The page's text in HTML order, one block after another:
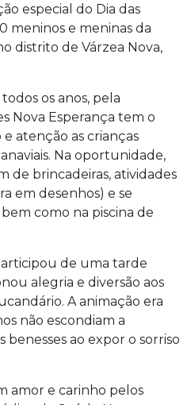
especial do Dia das
meninos e meninas da
distrito de Várzea Nova,
os anos, pela
Nova Esperança tem o
atenção as crianças
Na oportunidade,
de brincadeiras, atividades
em desenhos) e se
como na piscina de
de uma tarde
alegria e diversão aos
A animação era
não escondiam a
ao expor o sorriso
amor e carinho pelos